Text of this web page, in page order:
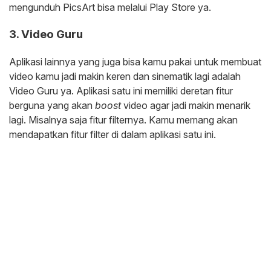
mengunduh PicsArt bisa melalui Play Store ya.
3. Video Guru
Aplikasi lainnya yang juga bisa kamu pakai untuk membuat
video kamu jadi makin keren dan sinematik lagi adalah
Video Guru ya. Aplikasi satu ini memiliki deretan fitur
berguna yang akan boostvideo agar jadi makin menarik
lagi. Misalnya saja fitur filternya. Kamu memang akan
mendapatkan fitur filter di dalam aplikasi satu ini.